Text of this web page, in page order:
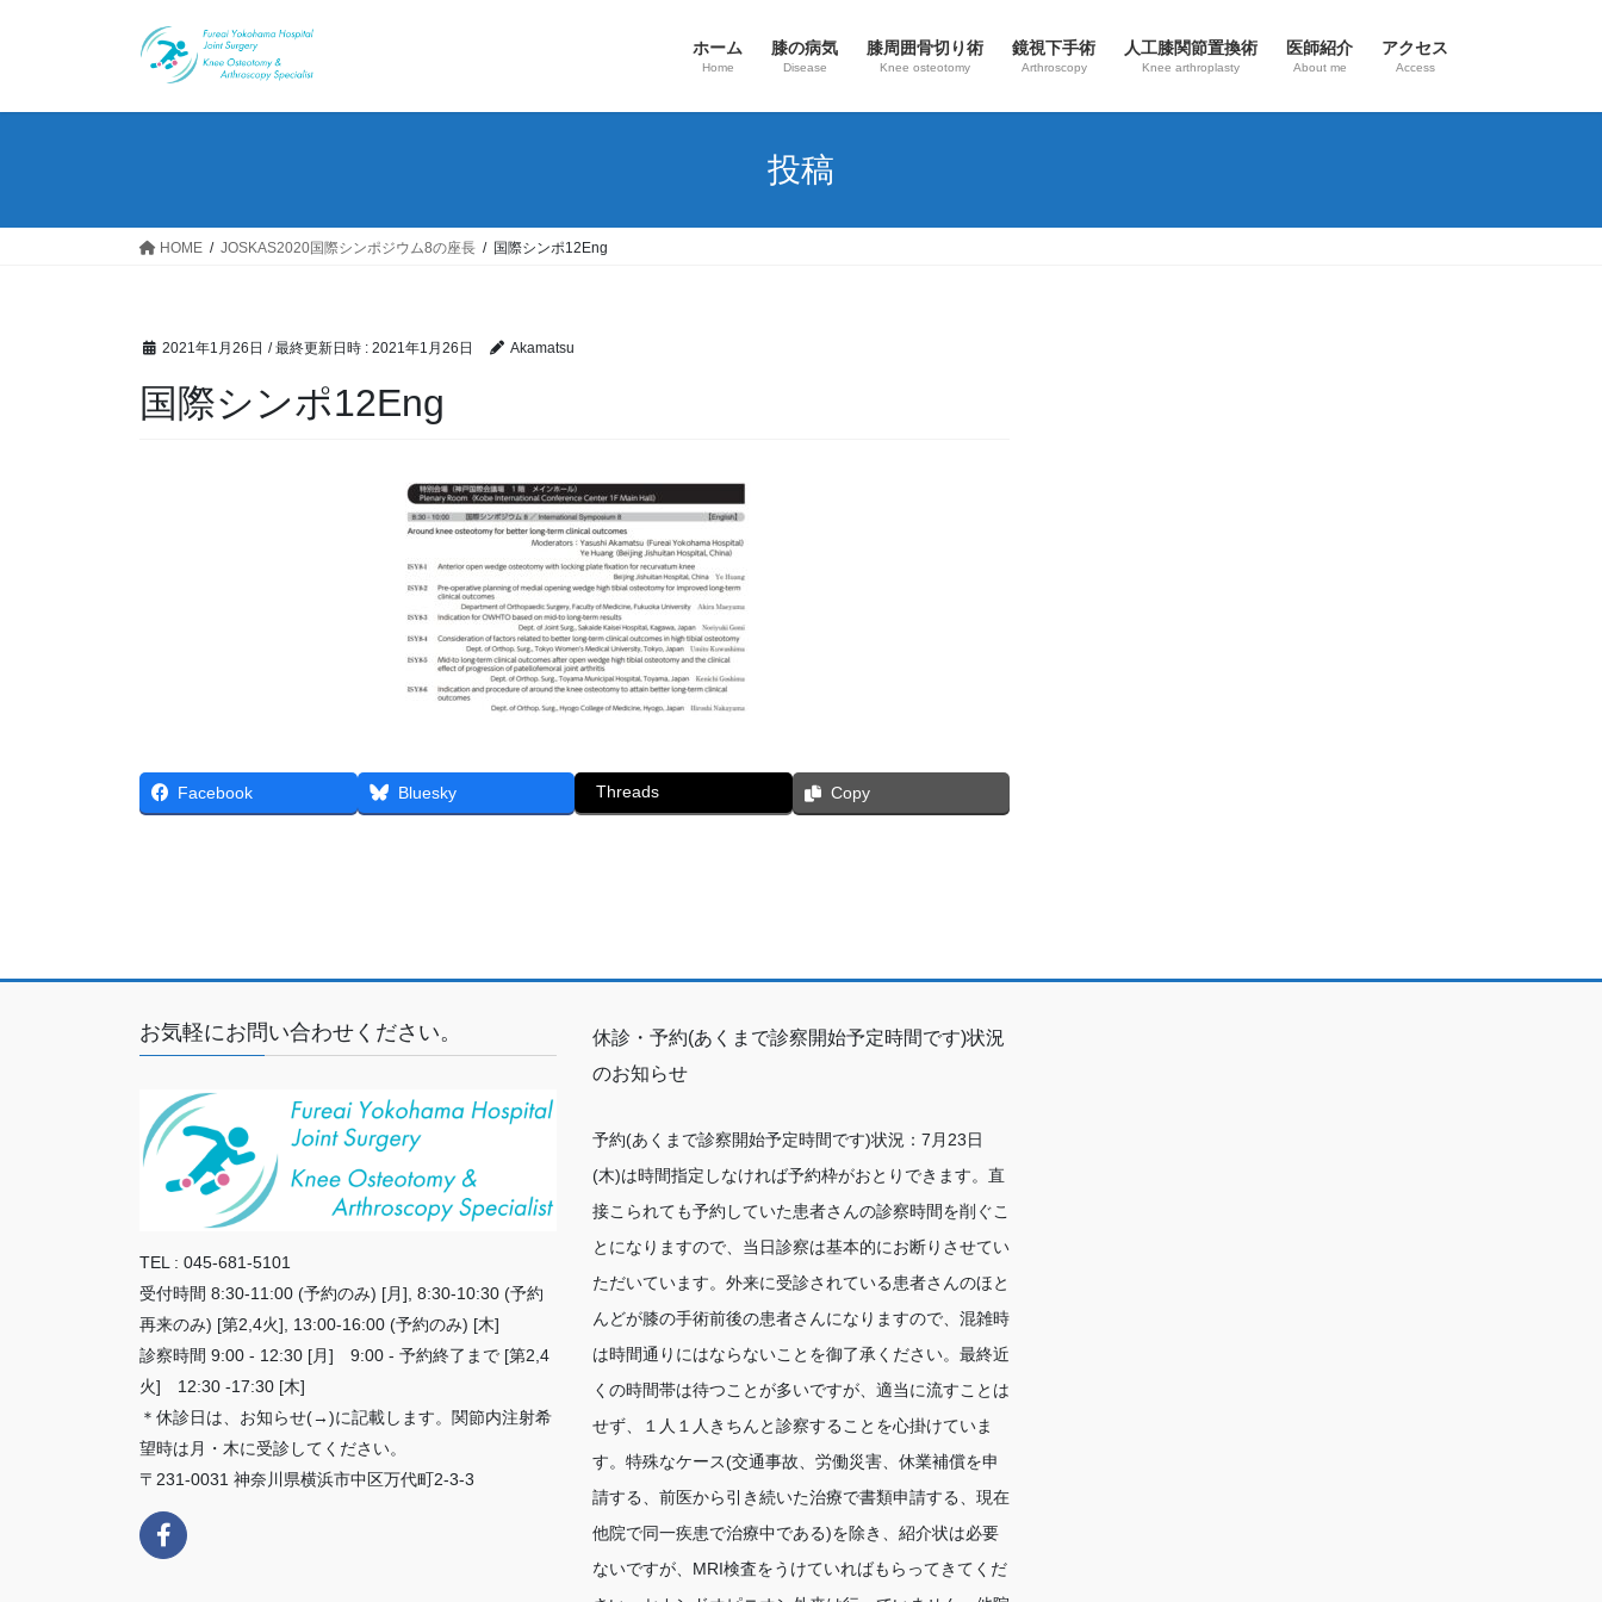
ホーム
Home
膝の病気
Disease
​膝周囲骨切り術
Knee osteotomy
鏡視下手術
Arthroscopy
人工膝関節置換術
Knee arthroplasty
医師紹介
About me
アクセス
Access
投稿
HOME JOSKAS2020国際シンポジウム8の座長 国際シンポ12Eng
2021年1月26日 / 最終更新日時 : 2021年1月26日 Akamatsu
国際シンポ12Eng
Facebook Bluesky Threads Copy
お気軽にお問い合わせください。
TEL : 045-681-5101
受付時間 8:30-11:00 (予約のみ) [月], 8:30-10:30 (予約
再来のみ) [第2,4火], 13:00-16:00 (予約のみ) [木]
診察時間 9:00 - 12:30 [月] 9:00 - 予約終了まで [第2,4
火] 12:30 -17:30 [木]
＊休診日は、お知らせ(→)に記載します。関節内注射希
望時は月・木に受診してください。
〒231-0031 神奈川県横浜市中区万代町2-3-3
休診・予約(あくまで診察開始予定時間です)状況
のお知らせ
予約(あくまで診察開始予定時間です)状況：7月23日
(木)は時間指定しなければ予約枠がおとりできます。直
接こられても予約していた患者さんの診察時間を削ぐこ
とになりますので、当日診察は基本的にお断りさせてい
ただいています。外来に受診されている患者さんのほと
んどが膝の手術前後の患者さんになりますので、混雑時
は時間通りにはならないことを御了承ください。最終近
くの時間帯は待つことが多いですが、適当に流すことは
せず、１人１人きちんと診察することを心掛けていま
す。特殊なケース(交通事故、労働災害、休業補償を申
請する、前医から引き続いた治療で書類申請する、現在
他院で同一疾患で治療中である)を除き、紹介状は必要
ないですが、MRI検査をうけていればもらってきてくだ